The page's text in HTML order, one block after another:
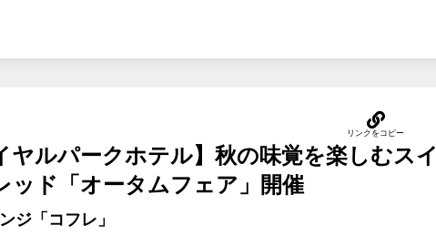
ヤルパークホテル】秋の味覚を楽しむスイ
ッド「オータムフェア」開催
ジ「コフレ」